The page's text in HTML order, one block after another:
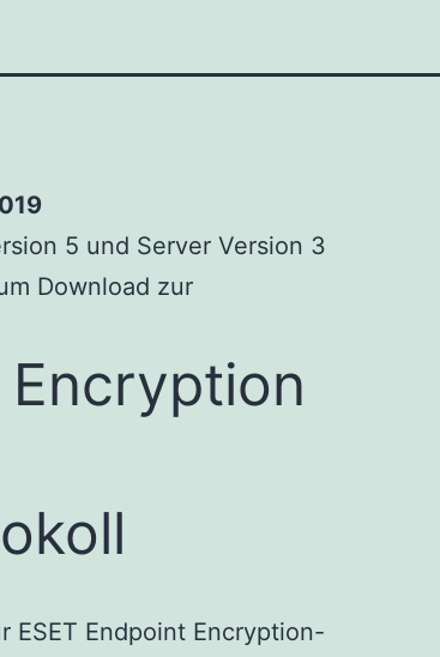
5 und Server Version 3
Download zur
Encryption
Endpoint Encryption-